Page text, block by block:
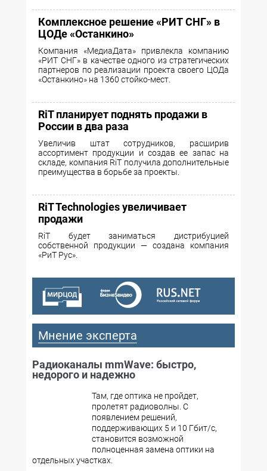
Комплексное решение «РИТ СНГ» в
ЦОДе «Останкино»
Компания «МедиаДата» привлекла компанию
«РИТ СНГ» в качестве одного из стратегических
партнеров по реализации проекта своего ЦОДа
«Останкино» на 1360 стойко-мест.
RiT планирует поднять продажи в
России в два раза
Увеличив штат сотрудников, расширив
ассортимент продукции и создав ее запас на
складе, компания RiT получила дополнительные
преимущества в борьбе за проекты.
RiT Technologies увеличивает
продажи
RiT будет заниматься дистрибуцией
собственной продукции — создана компания
«РиТ Рус».
Мнение эксперта
Радиоканалы mmWave: быстро,
недорого и надежно
Там, где оптика не пройдет,
пролетят радиоволны. С
появлением решений,
поддерживающих 5 и 10 Гбит/с,
становится возможной
полноценная замена оптики на
отдельных участках.